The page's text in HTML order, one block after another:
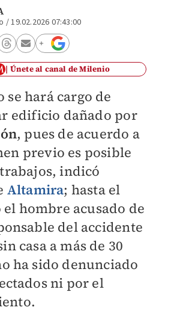
/19.02.2026 07:43:00
Únete al canal de Milenio
hará cargo de
edificio dañado por
, pues de acuerdo a
previo es posible
indicó
Altamira; hasta el
hombre acusado de
del accidente
casa a más de 30
ha sido denunciado
ni por el